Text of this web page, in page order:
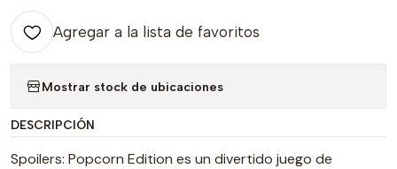
Agregar a la lista de favoritos
Mostrar stock de ubicaciones
DESCRIPCIÓN
Spoilers: Popcorn Edition es un divertido juego de